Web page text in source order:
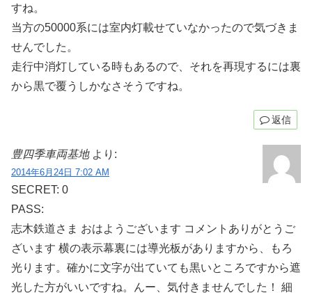
すね。
当方の50000系には室内灯載せていなかったので気づきま
せんでした。
走行中消灯している時もあるので、それを再現するには裏
から黒で覆うしかなさそうですね。
返信
豊四季車両基地 より:
2014年6月24日 7:02 AM
SECRET: 0
PASS:
志木鉄道さま おはようございます コメントありがとうご
ざいます 横の表示幕裏には導光板がありますから、もろ
光ります。確かに文字が出ていても黒いところですから遮
光した方がいいですね。んー、気付きませんでした！ 細